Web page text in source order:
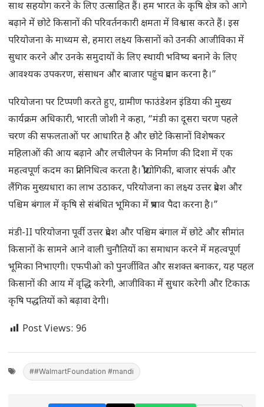
साथ सहयोग करने के लिए उत्साहित हैं। हम भारत के कृषि क्षेत्र को आगे
बढ़ाने में छोटे किसानों की परिवर्तनकारी क्षमता में विश्वास करते हैं। इस
परियोजना के माध्यम से, हमारा लक्ष्य किसानों को उनकी आजीविका में
सुधार करने और उनके समुदायों के लिए स्थायी भविष्य बनाने के लिए
आवश्यक उपकरण, संसाधन और बाजार पहुंच प्रदान करना है।”
परियोजना पर टिप्पणी करते हुए, ग्रामीण फाउंडेशन इंडिया की मुख्य
कार्यक्रम अधिकारी, भारती जोशी ने कहा, “मंडी का दूसरा चरण पहले
चरण की सफलताओं पर आधारित है और छोटे किसानों विशेषकर
महिलाओं की आय बढ़ाने और लचीलेपन के निर्माण की दिशा में एक
महत्वपूर्ण कदम का प्रतिनिधित्व करता है। प्रौद्योगिकी, बाजार संपर्क और
लैंगिक मुख्यधारा का लाभ उठाकर, परियोजना का लक्ष्य उत्तर प्रदेश और
पश्चिम बंगाल में कृषि से संबंधित भूमिका में प्रभाव पैदा करना है।”
मंडी-II परियोजना पूर्वी उत्तर प्रदेश और पश्चिम बंगाल में छोटे और सीमांत
किसानों के सामने आने वाली चुनौतियों का समाधान करने में महत्वपूर्ण
भूमिका निभाएगी। एफपीओ को पुनर्जीवित और सशक्त बनाकर, यह पहल
किसानों की आय में वृद्धि करेगी, आजीविका में सुधार करेगी और टिकाऊ
कृषि पद्धतियों को बढ़ावा देगी।
Post Views: 96
##WalmartFoundation #mandi